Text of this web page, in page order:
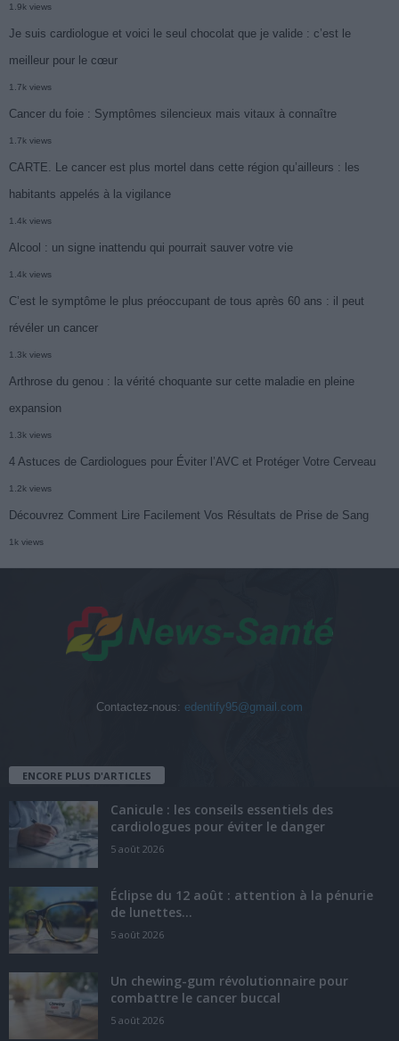
1.9k views
Je suis cardiologue et voici le seul chocolat que je valide : c’est le
meilleur pour le cœur
1.7k views
Cancer du foie : Symptômes silencieux mais vitaux à connaître
1.7k views
CARTE. Le cancer est plus mortel dans cette région qu’ailleurs : les
habitants appelés à la vigilance
1.4k views
Alcool : un signe inattendu qui pourrait sauver votre vie
1.4k views
C’est le symptôme le plus préoccupant de tous après 60 ans : il peut
révéler un cancer
1.3k views
Arthrose du genou : la vérité choquante sur cette maladie en pleine
expansion
1.3k views
4 Astuces de Cardiologues pour Éviter l’AVC et Protéger Votre Cerveau
1.2k views
Découvrez Comment Lire Facilement Vos Résultats de Prise de Sang
1k views
Contactez-nous: edentify95@gmail.com
ENCORE PLUS D'ARTICLES
Canicule : les conseils essentiels des
cardiologues pour éviter le danger
5 août 2026
Éclipse du 12 août : attention à la pénurie
de lunettes...
5 août 2026
Un chewing-gum révolutionnaire pour
combattre le cancer buccal
5 août 2026